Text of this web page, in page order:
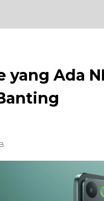
yang Ada